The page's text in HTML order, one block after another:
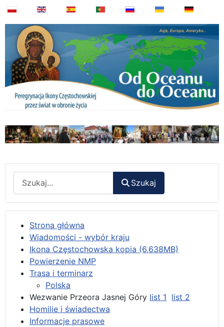
Szukaj
Strona główna
Wiadomości - wybór kraju
Ikona Częstochowska kopia (6,638MB)
Powierzenie NMP
Trasa i terminarz
Polska
Wezwanie Przeora Jasnej Góry list 1 list 2
Homilie i świadectwa
Informacje prasowe